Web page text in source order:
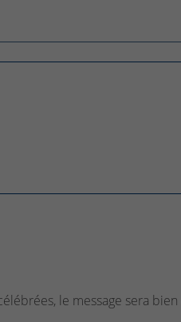
le message sera